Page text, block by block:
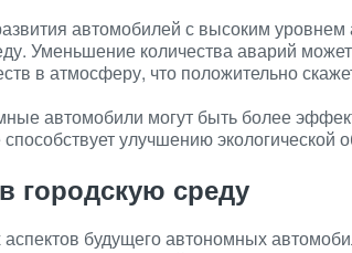
автомобилей с высоким уровнем
Уменьшение количества аварий
в атмосферу, что положительно
автомобили могут быть более
улучшению экологической
городскую среду
будущего автономных